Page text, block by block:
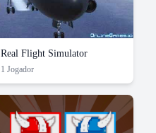
Real Flight Simulator
1 Jogador